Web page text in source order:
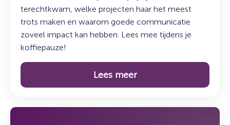
terechtkwam, welke projecten haar het meest
trots maken en waarom goede communicatie
zoveel impact kan hebben. Lees mee tijdens je
koffiepauze!
Lees meer
Lees